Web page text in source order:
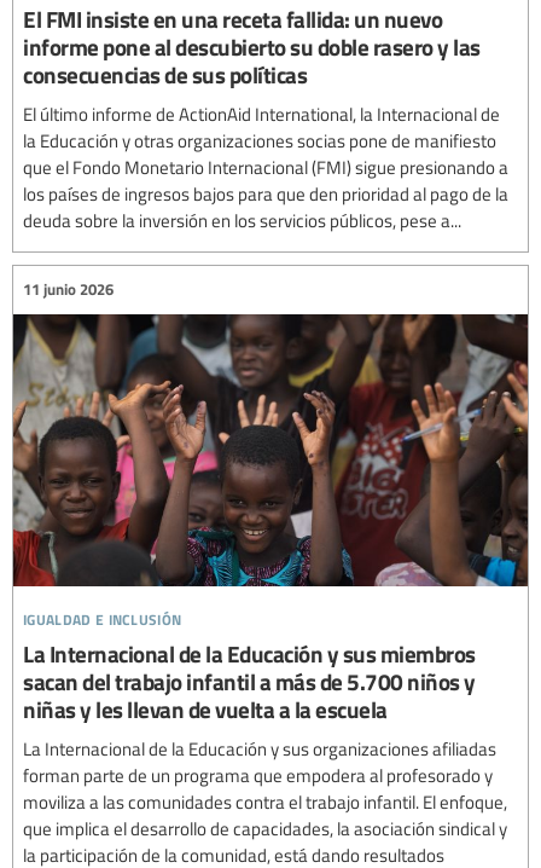
El FMI insiste en una receta fallida: un nuevo
informe pone al descubierto su doble rasero y las
consecuencias de sus políticas
El último informe de ActionAid International, la Internacional de
la Educación y otras organizaciones socias pone de manifiesto
que el Fondo Monetario Internacional (FMI) sigue presionando a
los países de ingresos bajos para que den prioridad al pago de la
deuda sobre la inversión en los servicios públicos, pese a...
igualdad e inclusión
11 junio 2026
La Internacional de la Educación y sus miembros
sacan del trabajo infantil a más de 5.700 niños y
niñas y les llevan de vuelta a la escuela
La Internacional de la Educación y sus organizaciones afiliadas
forman parte de un programa que empodera al profesorado y
moviliza a las comunidades contra el trabajo infantil. El enfoque,
que implica el desarrollo de capacidades, la asociación sindical y
la participación de la comunidad, está dando resultados